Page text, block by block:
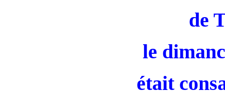
de
le
était